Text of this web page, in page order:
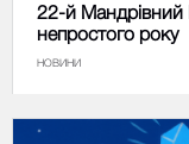
22-й Мандрівний
непростого року
НОВИНИ